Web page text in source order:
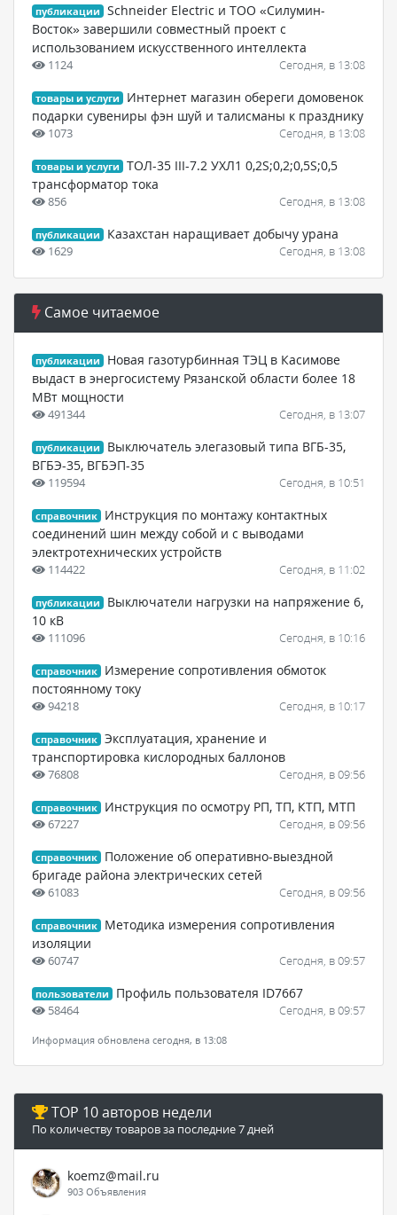
публикации
Schneider Electric и ТОО «Силумин-
Восток» завершили совместный проект с
использованием искусственного интеллекта
1124 Сегодня, в 13:08
товары и услуги
Интернет магазин обереги домовенок
подарки сувениры фэн шуй и талисманы к празднику
1073 Сегодня, в 13:08
товары и услуги
ТОЛ-35 III-7.2 УХЛ1 0,2S;0,2;0,5S;0,5
трансформатор тока
856 Сегодня, в 13:08
публикации Казахстан наращивает добычу урана
1629 Сегодня, в 13:08
Самое читаемое
публикации
Новая газотурбинная ТЭЦ в Касимове
выдаст в энергосистему Рязанской области более 18
МВт мощности
491344 Сегодня, в 13:07
публикации
Выключатель элегазовый типа ВГБ-35,
ВГБЭ-35, ВГБЭП-35
119594 Сегодня, в 10:51
справочник
Инструкция по монтажу контактных
соединений шин между собой и с выводами
электротехнических устройств
114422 Сегодня, в 11:02
публикации
Выключатели нагрузки на напряжение 6,
10 кВ
111096 Сегодня, в 10:16
справочник
Измерение сопротивления обмоток
постоянному току
94218 Сегодня, в 10:17
справочник Эксплуатация, хранение и
транспортировка кислородных баллонов
76808 Сегодня, в 09:56
справочник Инструкция по осмотру РП, ТП, КТП, МТП
67227 Сегодня, в 09:56
справочник
Положение об оперативно-выездной
бригаде района электрических сетей
61083 Сегодня, в 09:56
справочник
Методика измерения сопротивления
изоляции
60747 Сегодня, в 09:57
пользователи Профиль пользователя ID7667
58464 Сегодня, в 09:57
Информация обновлена сегодня, в 13:08
TOP 10 авторов недели
По количеству товаров за последние 7 дней
koemz@mail.ru
903 Объявления